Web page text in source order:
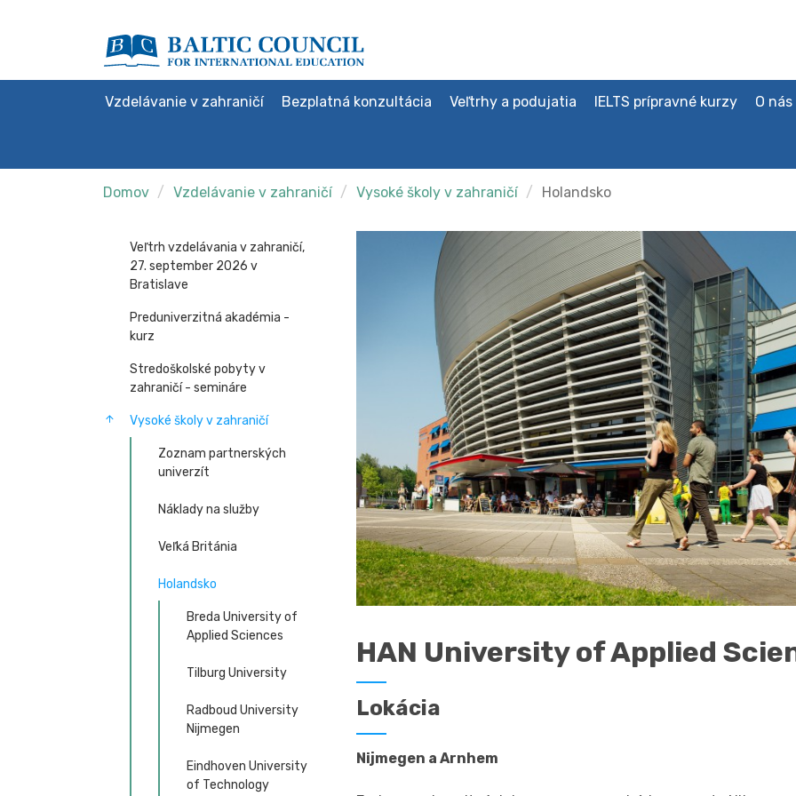
Vzdelávanie v zahraničí Bezplatná konzultácia Veľtrhy a podujatia IELTS prípravné kurzy O nás
Domov Vzdelávanie v zahraničí Vysoké školy v zahraničí Holandsko
Veľtrh vzdelávania v zahraničí,
27. september 2026 v
Bratislave
Preduniverzitná akadémia -
kurz
Stredoškolské pobyty v
zahraničí - semináre
Vysoké školy v zahraničí
Zoznam partnerských
univerzít
Náklady na služby
Veľká Británia
Holandsko
Breda University of
Applied Sciences
Tilburg University
Radboud University
Nijmegen
Eindhoven University
of Technology
HAN University of Applied
Lokácia
Nijmegen a Arnhem